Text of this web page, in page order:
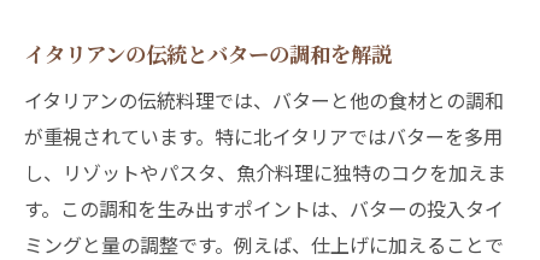
方
バターでイタリアンの素材の良さを引き出
す方法
イタリアンバターで食卓を豊かにするコツ
イタリアンにバターを加えると料理が生ま
れ変わる
イタリアンの伝統とバターの調和を解説
イタリアンの伝統料理では、バターと他の食材との調和
が重視されています。特に北イタリアではバターを多用
し、リゾットやパスタ、魚介料理に独特のコクを加えま
す。この調和を生み出すポイントは、バターの投入タイ
ミングと量の調整です。例えば、仕上げに加えることで